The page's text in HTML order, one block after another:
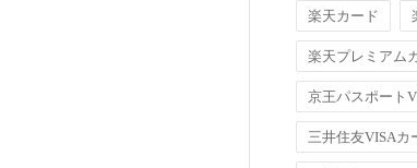
楽天カード
楽天プレミアム
京王パスポート
三井住友VISAカ